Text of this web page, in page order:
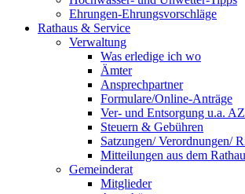
Ehrungen-Ehrungsvorschläge
Rathaus & Service
Verwaltung
Was erledige ich wo
Ämter
Ansprechpartner
Formulare/Online-Anträge
Ver- und Entsorgung u.a.
Steuern & Gebühren
Satzungen/ Verordnungen/
Mitteilungen aus dem
Gemeinderat
Mitglieder